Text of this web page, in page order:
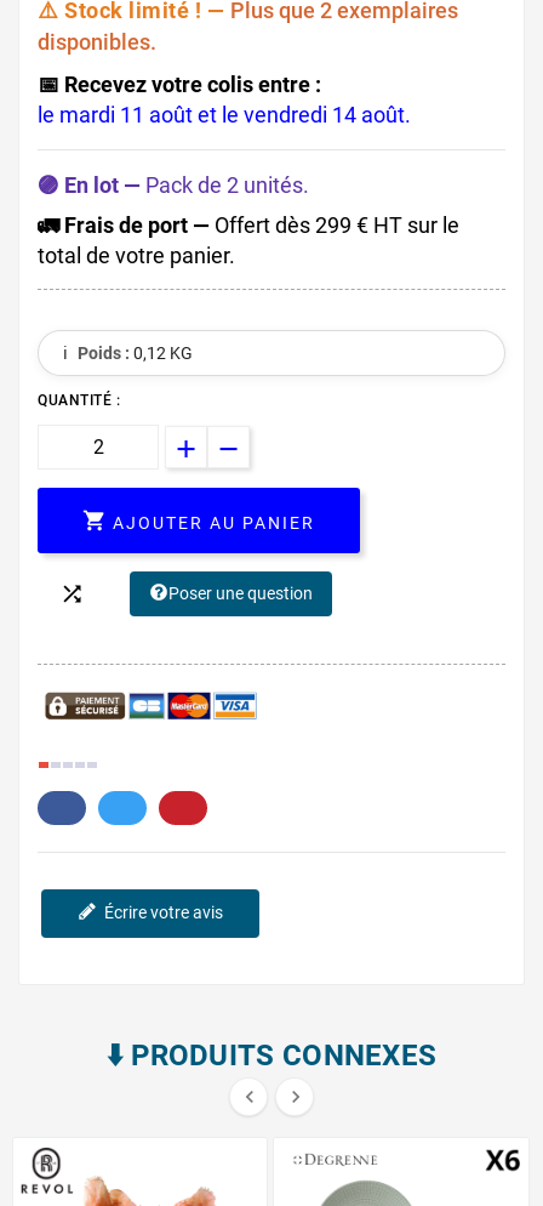
⚠️ Stock limité ! — Plus que 2 exemplaires
disponibles.
📅 Recevez votre colis entre :
le mardi 11 août et le vendredi 14 août.
🟣 En lot — Pack de 2 unités.
🚛 Frais de port — Offert dès 299 € HT sur le
total de votre panier.
ℹ️ Poids : 0,12 KG
QUANTITÉ :
 AJOUTER AU PANIER
 Poser une question
Écrire votre avis
⬇️​ PRODUITS CONNEXES
 